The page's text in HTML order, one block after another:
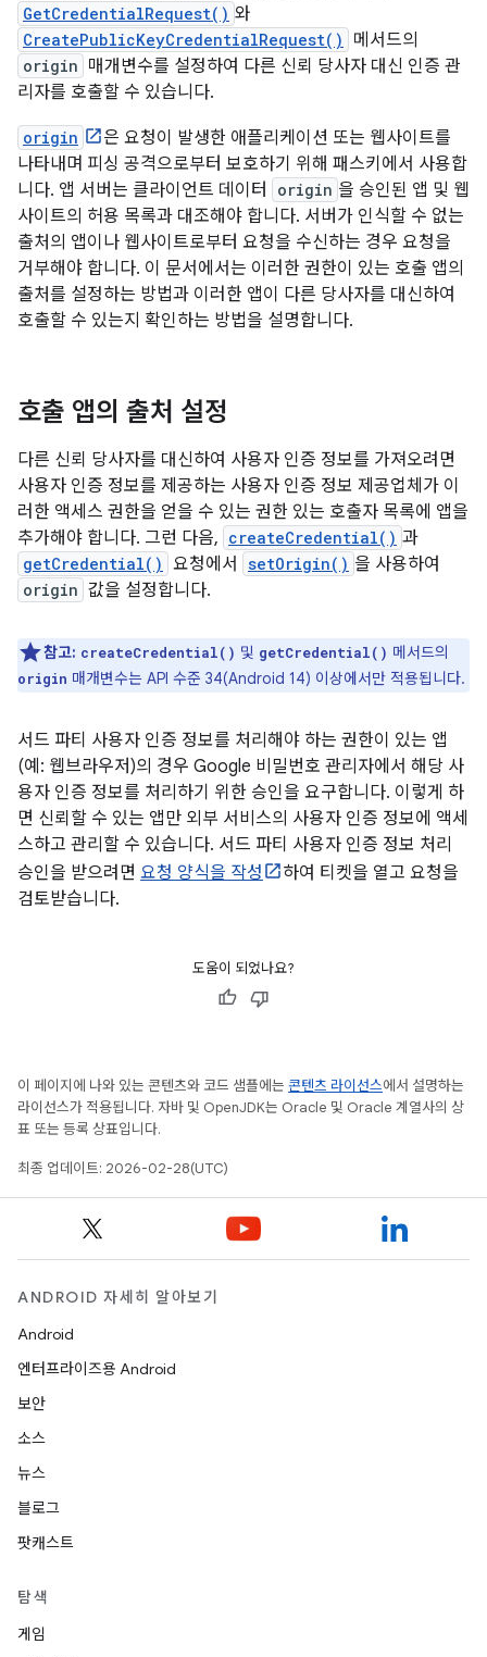
GetCredentialRequest() 와
CreatePublicKeyCredentialRequest() 메서드의
origin 매개변수를 설정하여 다른 신뢰 당사자 대신 인증 관
리자를 호출할 수 있습니다.
origin
은 요청이 발생한 애플리케이션 또는 웹사이트를
나타내며 피싱 공격으로부터 보호하기 위해 패스키에서 사용합
니다. 앱 서버는 클라이언트 데이터
origin 을 승인된 앱 및 웹
사이트의 허용 목록과 대조해야 합니다. 서버가 인식할 수 없는
출처의 앱이나 웹사이트로부터 요청을 수신하는 경우 요청을
거부해야 합니다. 이 문서에서는 이러한 권한이 있는 호출 앱의
출처를 설정하는 방법과 이러한 앱이 다른 당사자를 대신하여
호출할 수 있는지 확인하는 방법을 설명합니다.
호출 앱의 출처 설정
다른 신뢰 당사자를 대신하여 사용자 인증 정보를 가져오려면
사용자 인증 정보를 제공하는 사용자 인증 정보 제공업체가 이
러한 액세스 권한을 얻을 수 있는 권한 있는 호출자 목록에 앱을
추가해야 합니다. 그런 다음, createCredential() 과
getCredential() 요청에서 setOrigin() 을 사용하여
origin 값을 설정합니다.
참고: createCredential() 및 getCredential() 메서드의
origin 매개변수는 API 수준 34(Android 14) 이상에서만 적용됩니다.
서드 파티 사용자 인증 정보를 처리해야 하는 권한이 있는 앱
(예: 웹브라우저)의 경우 Google 비밀번호 관리자에서 해당 사
용자 인증 정보를 처리하기 위한 승인을 요구합니다. 이렇게 하
면 신뢰할 수 있는 앱만 외부 서비스의 사용자 인증 정보에 액세
스하고 관리할 수 있습니다. 서드 파티 사용자 인증 정보 처리
승인을 받으려면 요청 양식을 작성
하여 티켓을 열고 요청을
검토받습니다.
도움이 되었나요?
이 페이지에 나와 있는 콘텐츠와 코드 샘플에는 콘텐츠 라이선스에서 설명하는
라이선스가 적용됩니다. 자바 및 OpenJDK는 Oracle 및 Oracle 계열사의 상
표 또는 등록 상표입니다.
최종 업데이트: 2026-02-28(UTC)
ANDROID 자세히 알아보기
Android
엔터프라이즈용 Android
보안
소스
뉴스
블로그
팟캐스트
탐색
게임